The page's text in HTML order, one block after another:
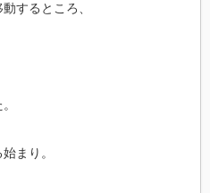
するところ、
まり。